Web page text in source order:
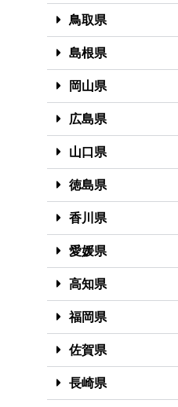
鳥取県
島根県
岡山県
広島県
山口県
徳島県
香川県
愛媛県
高知県
福岡県
佐賀県
長崎県